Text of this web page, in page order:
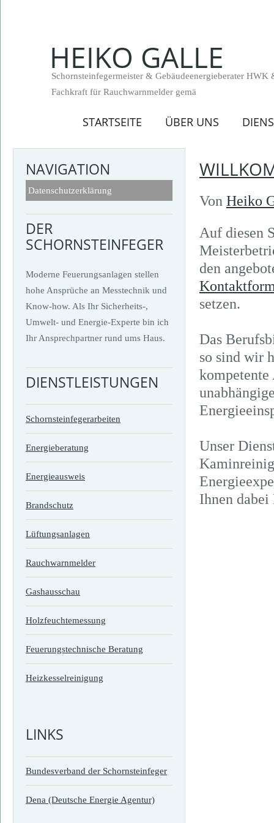
HEIKO GALLE
Schornsteinfegermeister & Gebäudeenergieberater
Fachkraft für Rauchwarnmelder gemä
STARTSEITE ÜBER UNS
NAVIGATION
Datenschutzerklärung
DER
SCHORNSTEINFEGER
Moderne Feuerungsanlagen stellen
hohe Ansprüche an Messtechnik und
Know-how. Als Ihr Sicherheits-,
Umwelt- und Energie-Experte bin ich
Ihr Ansprechpartner rund ums Haus.
DIENSTLEISTUNGEN
Schornsteinfegerarbeiten
Energieberatung
Energieausweis
Brandschutz
Lüftungsanlagen
Rauchwarnmelder
Gashausschau
Holzfeuchtemessung
Feuerungstechnische Beratung
Heizkesselreinigung
LINKS
Bundesverband der Schornsteinfeger
Dena (Deutsche Energie Agentur)
Von Heiko
Auf diesen
den
setzen.
Das
so sind wir
kompetente
Unser
Ihnen dabei